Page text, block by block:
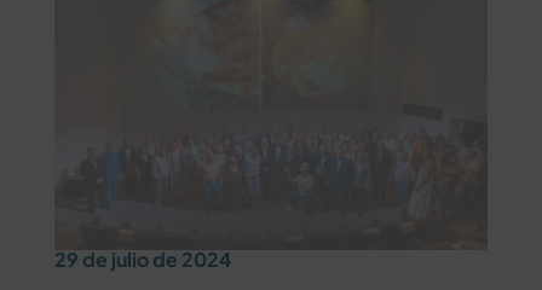
29 de julio de 2024